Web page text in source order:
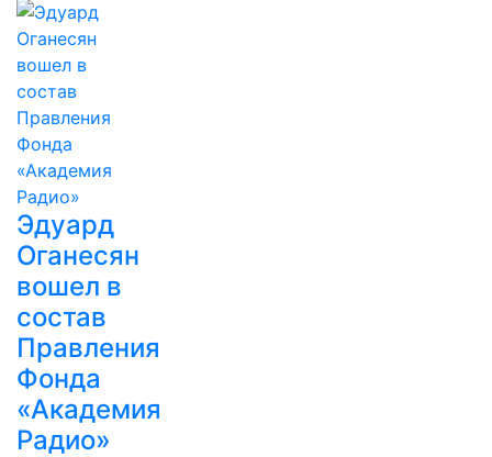
Эдуард
Оганесян
вошел в
состав
Правления
Фонда
«Академия
Радио»